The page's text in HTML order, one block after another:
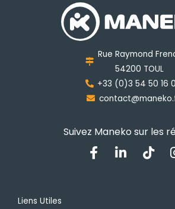
Rue Raymond
54200 TOUL
+33 (0)3 54 50 16
Suivez Maneko sur les
F
a
L
i
T
i
Liens Utiles